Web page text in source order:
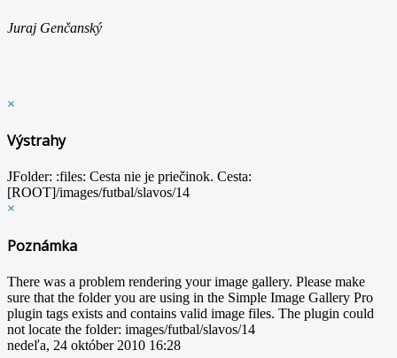
Juraj Genčanský
×
Výstrahy
JFolder: :files: Cesta nie je priečinok. Cesta:
[ROOT]/images/futbal/slavos/14
×
Poznámka
There was a problem rendering your image gallery. Please make
sure that the folder you are using in the Simple Image Gallery Pro
plugin tags exists and contains valid image files. The plugin could
not locate the folder: images/futbal/slavos/14
nedeľa, 24 október 2010 16:28